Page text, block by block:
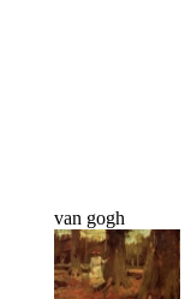
van gogh